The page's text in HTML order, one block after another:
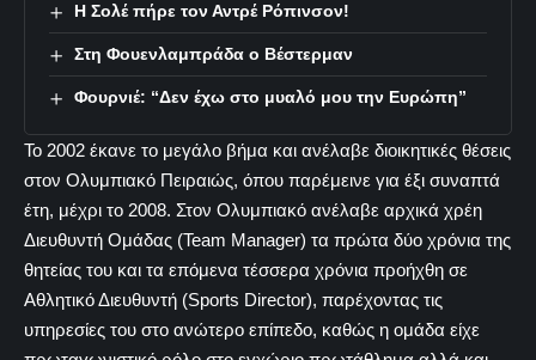
Η Σολέ πήρε τον Αντρέ Ρόπινσον!
Στη Φουενλαμπράδα ο Βέστερμαν
Φουρνιέ: “Δεν έχω στο μυαλό μου την Ευρώπη”
Το 2002 έκανε το μεγάλο βήμα και ανέλαβε διοικητικές θέσεις
στον Ολυμπιακό Πειραιώς, όπου παρέμεινε για έξι συναπτά
έτη, μέχρι το 2008. Στον Ολυμπιακό ανέλαβε αρχικά χρέη
Διευθυντή Ομάδας (Team Manager) τα πρώτα δύο χρόνια της
θητείας του και τα επόμενα τέσσερα χρόνια προήχθη σε
Αθλητικό Διευθυντή (Sports Director), παρέχοντας τις
υπηρεσίες του στο ανώτερο επίπεδο, καθώς η ομάδα είχε